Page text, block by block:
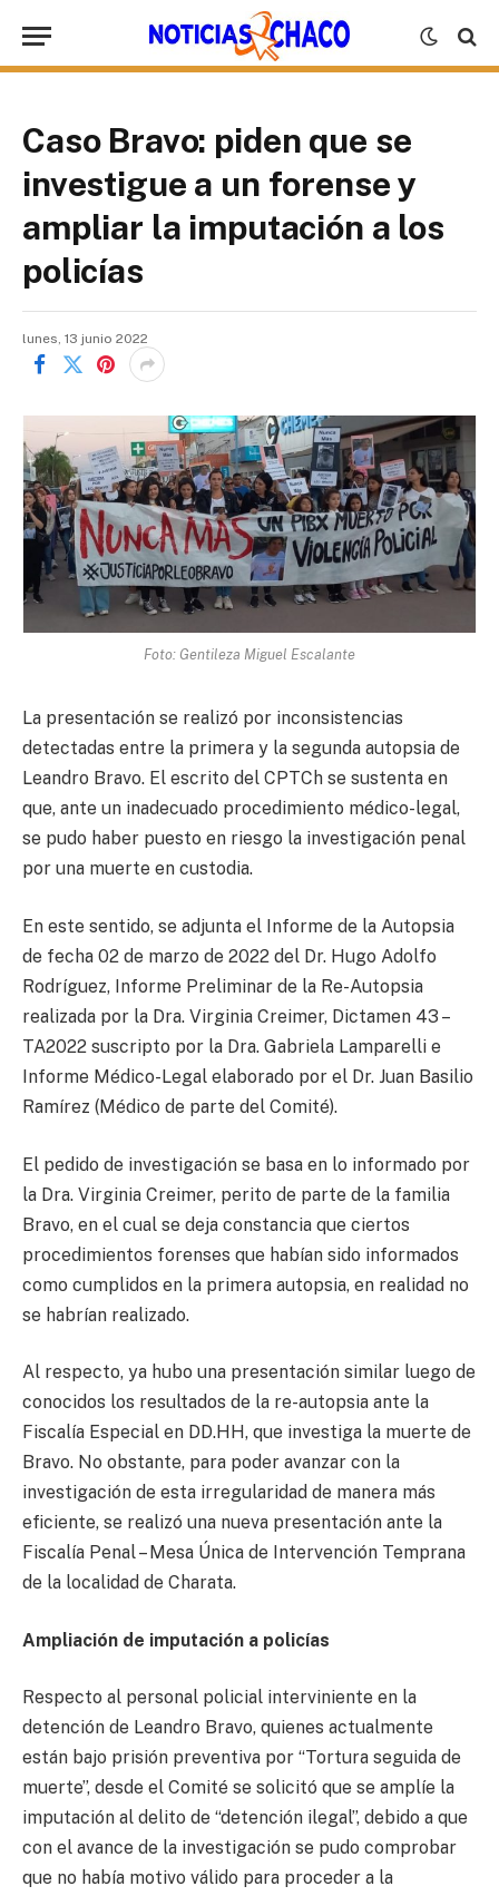
Caso Bravo: piden que se
investigue a un forense y
ampliar la imputación a los
policías
lunes, 13 junio 2022
Foto: Gentileza Miguel Escalante
La presentación se realizó por inconsistencias
detectadas entre la primera y la segunda autopsia de
Leandro Bravo. El escrito del CPTCh se sustenta en
que, ante un inadecuado procedimiento médico-legal,
se pudo haber puesto en riesgo la investigación penal
por una muerte en custodia.
En este sentido, se adjunta el Informe de la Autopsia
de fecha 02 de marzo de 2022 del Dr. Hugo Adolfo
Rodríguez, Informe Preliminar de la Re-Autopsia
realizada por la Dra. Virginia Creimer, Dictamen 43 –
TA2022 suscripto por la Dra. Gabriela Lamparelli e
Informe Médico-Legal elaborado por el Dr. Juan Basilio
Ramírez (Médico de parte del Comité).
El pedido de investigación se basa en lo informado por
la Dra. Virginia Creimer, perito de parte de la familia
Bravo, en el cual se deja constancia que ciertos
procedimientos forenses que habían sido informados
como cumplidos en la primera autopsia, en realidad no
se habrían realizado.
Al respecto, ya hubo una presentación similar luego de
conocidos los resultados de la re-autopsia ante la
Fiscalía Especial en DD.HH, que investiga la muerte de
Bravo. No obstante, para poder avanzar con la
investigación de esta irregularidad de manera más
eficiente, se realizó una nueva presentación ante la
Fiscalía Penal – Mesa Única de Intervención Temprana
de la localidad de Charata.
Ampliación de imputación a policías
Respecto al personal policial interviniente en la
detención de Leandro Bravo, quienes actualmente
están bajo prisión preventiva por “Tortura seguida de
muerte”, desde el Comité se solicitó que se amplíe la
imputación al delito de “detención ilegal”, debido a que
con el avance de la investigación se pudo comprobar
que no había motivo válido para proceder a la